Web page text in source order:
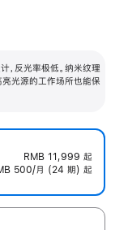
，反光率极低。纳米纹理
亮光源的工作场所也能保
RMB 11,999 起
500/月 (24 期) 起